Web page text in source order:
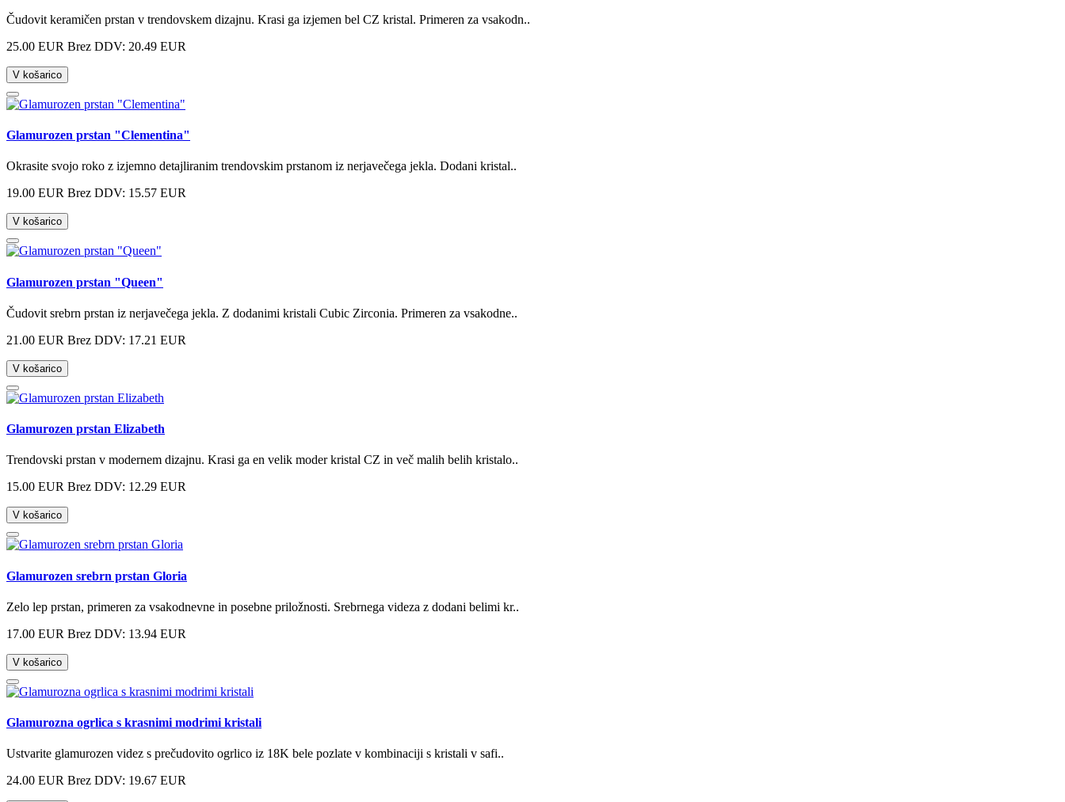
Čudovit keramičen prstan v trendovskem dizajnu. Krasi ga izjemen bel CZ kristal. Primeren za vsakodn..
25.00 EUR Brez DDV: 20.49 EUR
V košarico
Glamurozen prstan "Clementina"
Okrasite svojo roko z izjemno detajliranim trendovskim prstanom iz nerjavečega jekla. Dodani kristal..
19.00 EUR Brez DDV: 15.57 EUR
V košarico
Glamurozen prstan "Queen"
Čudovit srebrn prstan iz nerjavečega jekla. Z dodanimi kristali Cubic Zirconia. Primeren za vsakodne..
21.00 EUR Brez DDV: 17.21 EUR
V košarico
Glamurozen prstan Elizabeth
Trendovski prstan v modernem dizajnu. Krasi ga en velik moder kristal CZ in več malih belih kristalo..
15.00 EUR Brez DDV: 12.29 EUR
V košarico
Glamurozen srebrn prstan Gloria
Zelo lep prstan, primeren za vsakodnevne in posebne priložnosti. Srebrnega videza z dodani belimi kr..
17.00 EUR Brez DDV: 13.94 EUR
V košarico
Glamurozna ogrlica s krasnimi modrimi kristali
Ustvarite glamurozen videz s prečudovito ogrlico iz 18K bele pozlate v kombinaciji s kristali v safi..
24.00 EUR Brez DDV: 19.67 EUR